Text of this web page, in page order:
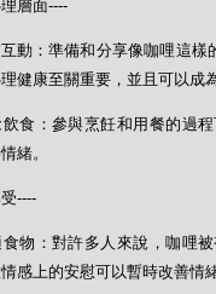
層面----
動：準備和分享像咖哩這樣
健康至關重要，並且可以成
食：參與烹飪和用餐的過
緒。
----
物：對許多人來說，咖哩
感上的安慰可以暫時改善情